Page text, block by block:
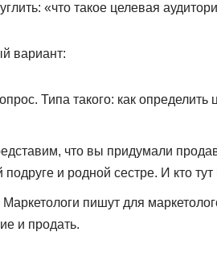
«что такое целевая
вариант:
Типа такого: как определить
что вы придумали
и родной сестре. И кто
пишут для
и продать.